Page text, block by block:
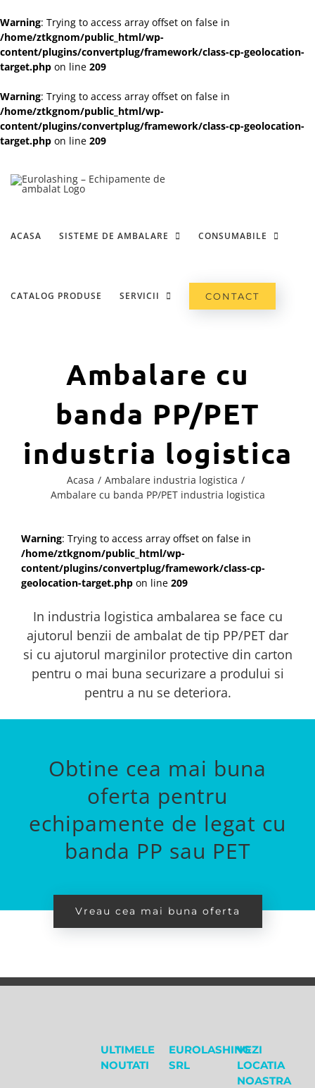
Warning: Trying to access array offset on false in
/home/ztkgnom/public_html/wp-
content/plugins/convertplug/framework/class-cp-geolocation-
target.php on line 209
Warning: Trying to access array offset on false in
/home/ztkgnom/public_html/wp-
content/plugins/convertplug/framework/class-cp-geolocation-
target.php on line 209
content
ACASA SISTEME DE AMBALARE CONSUMABILE
CATALOG PRODUSE SERVICII CONTACT
Ambalare cu
banda PP/PET
industria logistica
Acasa
Ambalare industria logistica
Ambalare cu banda PP/PET industria logistica
Warning: Trying to access array offset on false in
/home/ztkgnom/public_html/wp-
content/plugins/convertplug/framework/class-cp-
geolocation-target.php on line 209
In industria logistica ambalarea se face cu
ajutorul benzii de ambalat de tip PP/PET dar
si cu ajutorul marginilor protective din carton
pentru o mai buna securizare a prodului si
pentru a nu se deteriora.
Obtine cea mai buna
oferta pentru
echipamente de legat cu
banda PP sau PET
Vreau cea mai buna oferta
ULTIMELE
NOUTATI
EUROLASHING
SRL
VEZI
LOCATIA
NOASTRA